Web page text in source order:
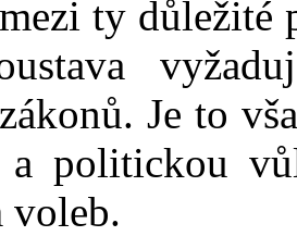
ty důležité
Je to
a politickou
voleb.